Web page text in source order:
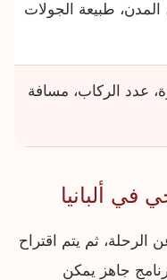
المدن، طبيعة الجولات
عدد الركاب، مسافة
ألبانيا
الرحلة، ثم يتم اقتراح
جاهز يمكن